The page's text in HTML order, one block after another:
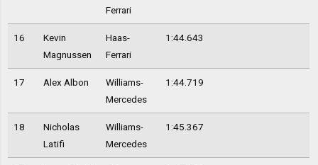
Ferrari
16
Kevin
Magnussen
Haas-
Ferrari
1:44.643
17 Alex Albon
Williams-
Mercedes
1:44.719
18
Nicholas
Latifi
Williams-
Mercedes
1:45.367